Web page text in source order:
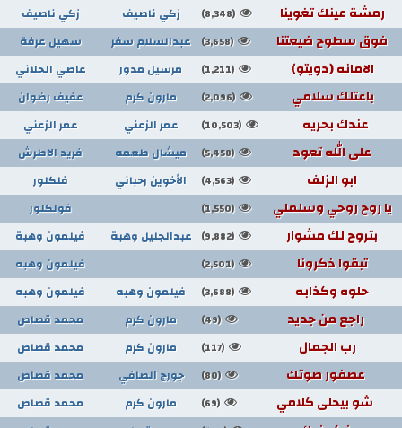
رمشة عينك تغوينا (8,348) زكي ناصيف زكي ناصيف
فوق سطوح ضيعتنا (3,658) عبدالسلام سفر سهيل عرفة
الامانه (دويتو) (1,211) مرسيل مدور عاصي الحلاني
باعتلك سلامي (2,096) مارون كرم عفيف رضوان
عندك بحريه (10,503) عمر الزعني عمر الزعني
على الله تعود (5,458) ميشال طعمه فريد الاطرش
ابو الزلف (4,563) الأخوين رحباني فلكلور
يا روح روحي وسلملي (1,550) فولكلور
بتروح لك مشوار (9,882) عبدالجليل وهبة فيلمون وهبة
تبقوا ذكرونا (2,501) فيلمون وهبه
حلوه وكذابه (3,688) فيلمون وهبه فيلمون وهبه
راجع من جديد (49) مارون كرم محمد قصاص
رب الجمال (117) مارون كرم محمد قصاص
عصفور صوتك (80) جورج الصافي محمد قصاص
شو بيحلى كلامي (69) مارون كرم محمد قصاص